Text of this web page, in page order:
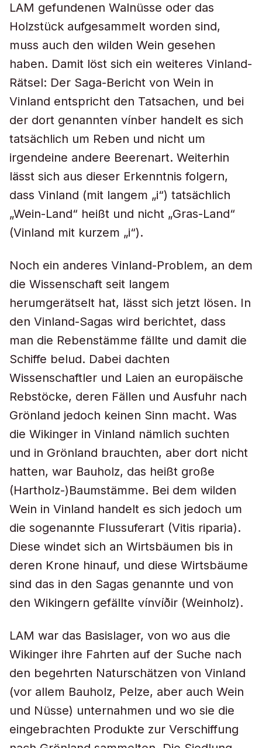
LAM gefundenen Walnüsse oder das
Holzstück aufgesammelt worden sind,
muss auch den wilden Wein gesehen
haben. Damit löst sich ein weiteres Vinland-
Rätsel: Der Saga-Bericht von Wein in
Vinland entspricht den Tatsachen, und bei
der dort genannten vínber handelt es sich
tatsächlich um Reben und nicht um
irgendeine andere Beerenart. Weiterhin
lässt sich aus dieser Erkenntnis folgern,
dass Vinland (mit langem „i“) tatsächlich
„Wein-Land“ heißt und nicht „Gras-Land“
(Vinland mit kurzem „i“).
Noch ein anderes Vinland-Problem, an dem
die Wissenschaft seit langem
herumgerätselt hat, lässt sich jetzt lösen. In
den Vinland-Sagas wird berichtet, dass
man die Rebenstämme fällte und damit die
Schiffe belud. Dabei dachten
Wissenschaftler und Laien an europäische
Rebstöcke, deren Fällen und Ausfuhr nach
Grönland jedoch keinen Sinn macht. Was
die Wikinger in Vinland nämlich suchten
und in Grönland brauchten, aber dort nicht
hatten, war Bauholz, das heißt große
(Hartholz-)Baumstämme. Bei dem wilden
Wein in Vinland handelt es sich jedoch um
die sogenannte Flussuferart (Vitis riparia ).
Diese windet sich an Wirtsbäumen bis in
deren Krone hinauf, und diese Wirtsbäume
sind das in den Sagas genannte und von
den Wikingern gefällte vínvíðir (Weinholz).
LAM war das Basislager, von wo aus die
Wikinger ihre Fahrten auf der Suche nach
den begehrten Naturschätzen von Vinland
(vor allem Bauholz, Pelze, aber auch Wein
und Nüsse) unternahmen und wo sie die
eingebrachten Produkte zur Verschiffung